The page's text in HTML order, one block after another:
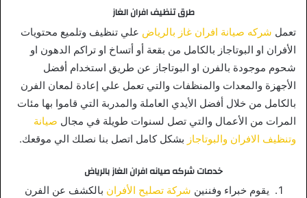
طرق تنظيف افران الغاز
تعمل شركه صيانة افران غاز بالرياض علي تنظيف وتلميع محتويات
الأفران او البوتاجاز بالكامل من بقعة أو أتساخ او تراكم الدهون او
شحوم موجودة بالفرن او البوتاجاز عن طريق استخدام أفضل
الأجهزة والمعدات والمنظفات والتي تعمل علي إعادة لمعان الفرن
بالكامل من خلال أفضل الأيدي العاملة والمدربة التي قاموا بها مئات
المرات من الأعمال والتي تصل لسنوات طويلة في مجال صيانة
وتنظيف الافران والبوتاجاز بشكل كامل اتصل بنا نصلك الي موقعك.
خدمات شركه صيانه افران الغاز بالرياض
يقوم خبراء وفننين شركة تصليح الأفران بالكشف عن الفرن